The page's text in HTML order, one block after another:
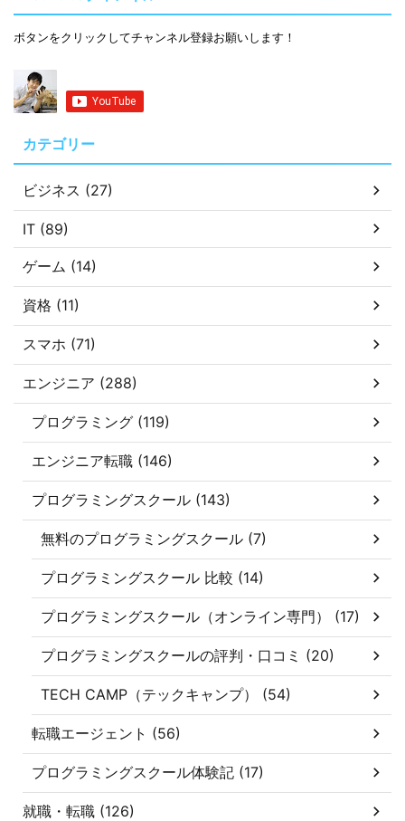
ボタンをクリックしてチャンネル登録お願いします！
カテゴリー
ビジネス (27)
IT (89)
ゲーム (14)
資格 (11)
スマホ (71)
エンジニア (288)
プログラミング (119)
エンジニア転職 (146)
プログラミングスクール (143)
無料のプログラミングスクール (7)
プログラミングスクール 比較 (14)
プログラミングスクール（オンライン専門） (17)
プログラミングスクールの評判・口コミ (20)
TECH CAMP（テックキャンプ） (54)
転職エージェント (56)
プログラミングスクール体験記 (17)
就職・転職 (126)